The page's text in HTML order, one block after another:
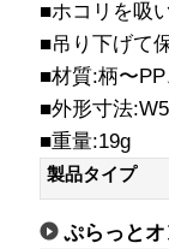
■ホコリを吸
■吊り下げて
■材質:柄〜
■外形寸法
■重量:19g
製品タイプ
ぷらっと